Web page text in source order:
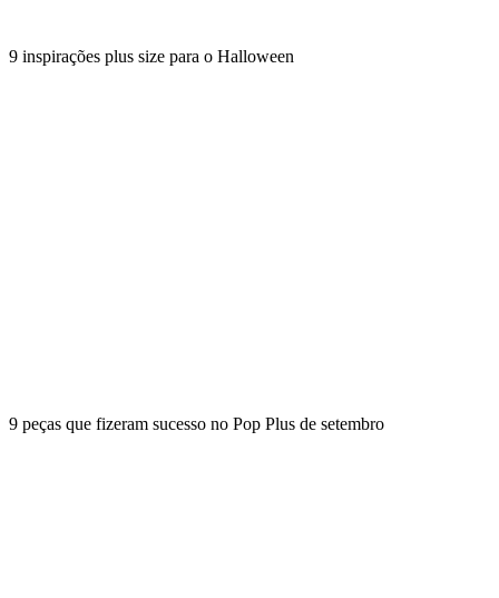
9 inspirações plus size para o Halloween
9 peças que fizeram sucesso no Pop Plus de setembro